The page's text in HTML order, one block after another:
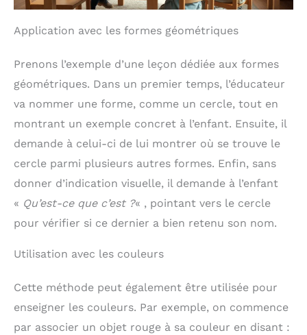
Application avec les formes géométriques
Prenons l’exemple d’une leçon dédiée aux formes
géométriques. Dans un premier temps, l’éducateur
va nommer une forme, comme un cercle, tout en
montrant un exemple concret à l’enfant. Ensuite, il
demande à celui-ci de lui montrer où se trouve le
cercle parmi plusieurs autres formes. Enfin, sans
donner d’indication visuelle, il demande à l’enfant
« Qu’est-ce que c’est ?« , pointant vers le cercle
pour vérifier si ce dernier a bien retenu son nom.
Utilisation avec les couleurs
Cette méthode peut également être utilisée pour
enseigner les couleurs. Par exemple, on commence
par associer un objet rouge à sa couleur en disant :